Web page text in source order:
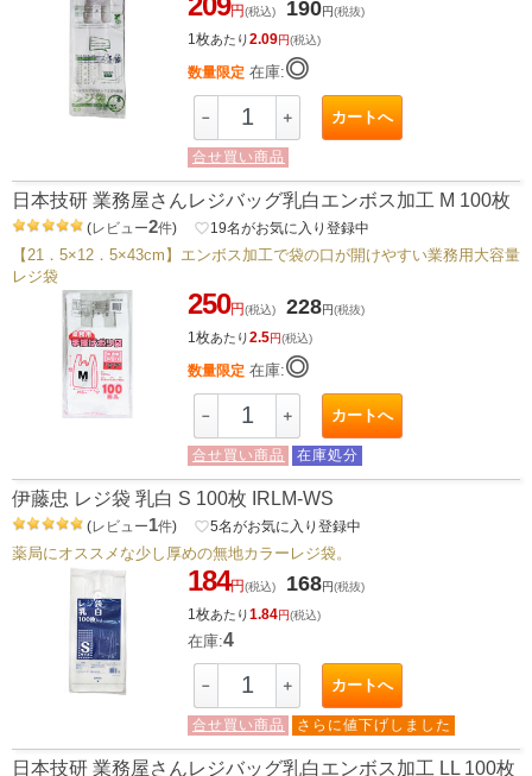
円(税込) 190円(税抜)
1枚あたり2.09円(税込)
数量限定 在庫:◎
－ ＋ カートへ
合せ買い商品
日本技研 業務屋さんレジバッグ乳白エンボス加工 M 100枚
(レビュー2件) favorite_border19名がお気に入り登録中
【21．5×12．5×43cm】エンボス加工で袋の口が開けやすい業務用大容量
レジ袋
250円(税込) 228円(税抜)
1枚あたり2.5円(税込)
数量限定 在庫:◎
－ ＋ カートへ
合せ買い商品 在庫処分
伊藤忠 レジ袋 乳白 S 100枚 IRLM-WS
(レビュー1件) favorite_border5名がお気に入り登録中
薬局にオススメな少し厚めの無地カラーレジ袋。
184円(税込) 168円(税抜)
1枚あたり1.84円(税込)
在庫:4
－ ＋ カートへ
合せ買い商品 さらに値下げしました
日本技研 業務屋さんレジバッグ乳白エンボス加工 LL 100枚